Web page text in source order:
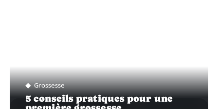
Grossesse
5 conseils pratiques pour une